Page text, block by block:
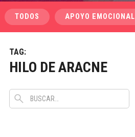
TODOS APOYO EMOCIONAL
TAG:
HILO DE ARACNE